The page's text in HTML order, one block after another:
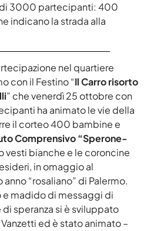
3000 partecipanti: 400
indicano la strada alla
nel quartiere
con il Festino “Il Carro risorto
” che venerdì 25 ottobre con
ha animato le vie della
il corteo 400 bambine e
Comprensivo “Sperone-
vesti bianche e le coroncine
in omaggio al
“rosaliano” di Palermo.
e madido di messaggi di
speranza si è sviluppato
ed è stato animato –